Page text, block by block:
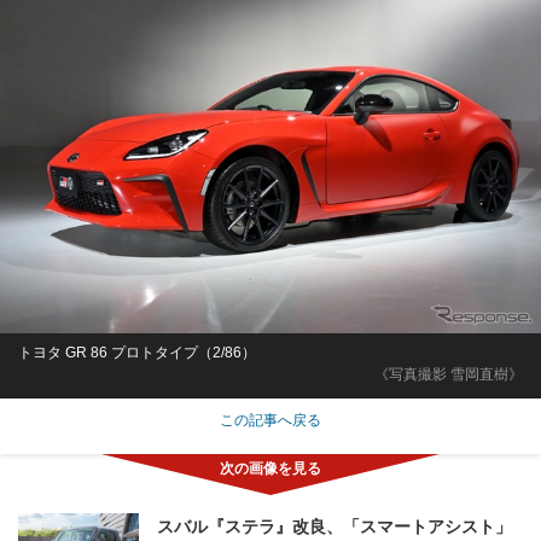
《写真撮影 雪岡直樹》
トヨタ GR 86 プロトタイプ（2/86）
この記事へ戻る
スバル『ステラ』改良、「スマートアシスト」